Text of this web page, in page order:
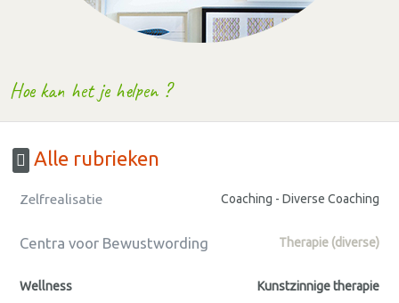
Hoe kan het je helpen ?
Alle rubrieken
Zelfrealisatie Coaching - Diverse Coaching
Centra voor Bewustwording Therapie (diverse)
Wellness Kunstzinnige therapie